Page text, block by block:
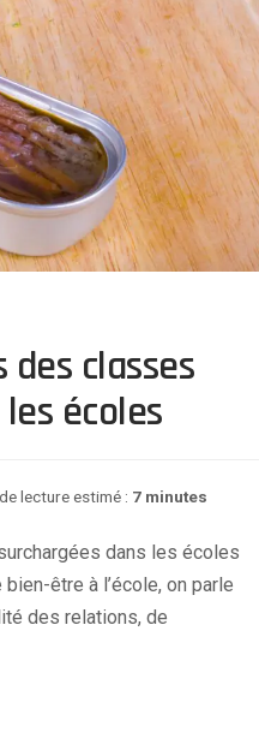
des classes
écoles
lecture estimé : 7 minutes
dans les écoles
être à l’école, on parle
des relations, de